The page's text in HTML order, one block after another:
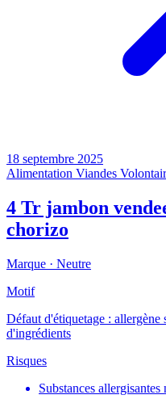
18 septembre 2025
Alimentation Viandes
4 Tr jambon
chorizo
Marque · Neutre
Motif
Défaut d'étiquetage : allergène
d'ingrédients
Risques
Substances allergisantes